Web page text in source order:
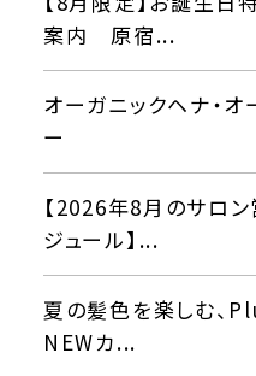
案内 原宿...
オーガニックヘナ・
ー
【2026年8月のサロ
ジュール】...
夏の髪色を楽しむ、
NEWカ...